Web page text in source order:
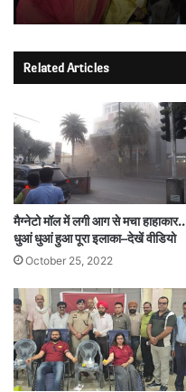
Related Articles
मैग्नेटो मॉल में लगी आग से मचा हाहाकार..
धुआं धुआं हुआ पूरा इलाका–देखें वीडियो
October 25, 2022